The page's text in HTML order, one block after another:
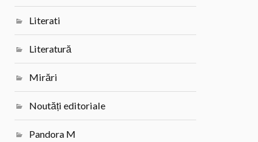
Literati
Literatură
Mirări
Noutăți editoriale
Pandora M